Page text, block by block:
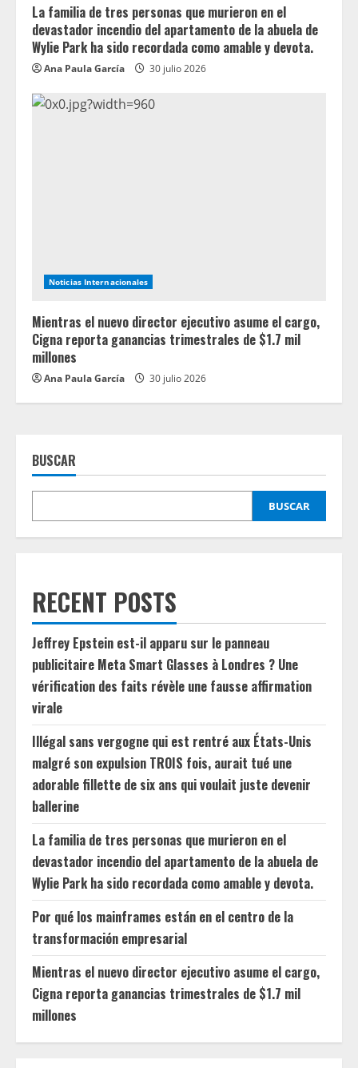
La familia de tres personas que murieron en el
devastador incendio del apartamento de la abuela de
Wylie Park ha sido recordada como amable y devota.
Ana Paula García 30 julio 2026
Noticias Internacionales
Mientras el nuevo director ejecutivo asume el cargo,
Cigna reporta ganancias trimestrales de $1.7 mil
millones
Ana Paula García 30 julio 2026
BUSCAR
BUSCAR
RECENT POSTS
Jeffrey Epstein est-il apparu sur le panneau
publicitaire Meta Smart Glasses à Londres ? Une
vérification des faits révèle une fausse affirmation
virale
Illégal sans vergogne qui est rentré aux États-Unis
malgré son expulsion TROIS fois, aurait tué une
adorable fillette de six ans qui voulait juste devenir
ballerine
La familia de tres personas que murieron en el
devastador incendio del apartamento de la abuela de
Wylie Park ha sido recordada como amable y devota.
Por qué los mainframes están en el centro de la
transformación empresarial
Mientras el nuevo director ejecutivo asume el cargo,
Cigna reporta ganancias trimestrales de $1.7 mil
millones